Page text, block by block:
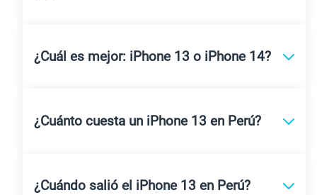
¿Cuál es mejor: iPhone 13 o iPhone 14?
¿Cuánto cuesta un iPhone 13 en Perú?
¿Cuándo salió el iPhone 13 en Perú?